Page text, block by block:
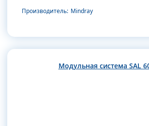
Производитель: Mindray
Модульная система SAL